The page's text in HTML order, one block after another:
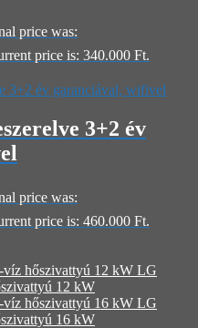
price was:
price is: 340.000 Ft.
3+2 év
price was:
price is: 460.000 Ft.
LG
12 kW
LG
16 kW